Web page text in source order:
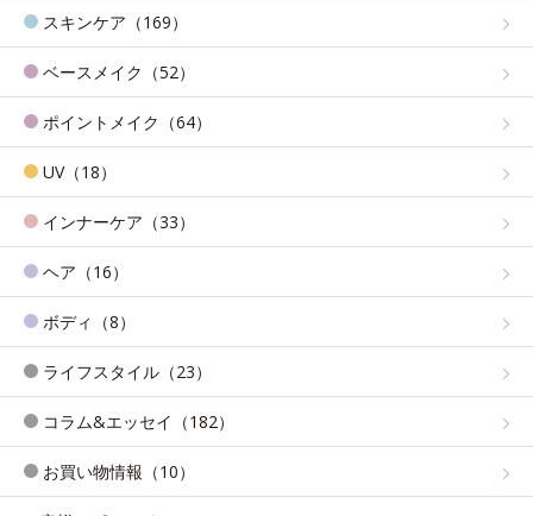
スキンケア（169）
ベースメイク（52）
ポイントメイク（64）
UV（18）
インナーケア（33）
ヘア（16）
ボディ（8）
ライフスタイル（23）
コラム&エッセイ（182）
お買い物情報（10）